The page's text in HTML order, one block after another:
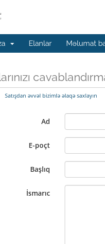
Elanlar Məlumat
Satışdan əvvəl bizimlə əlaqə saxlayın
Ad
E-poçt
Başlıq
İsmarıc